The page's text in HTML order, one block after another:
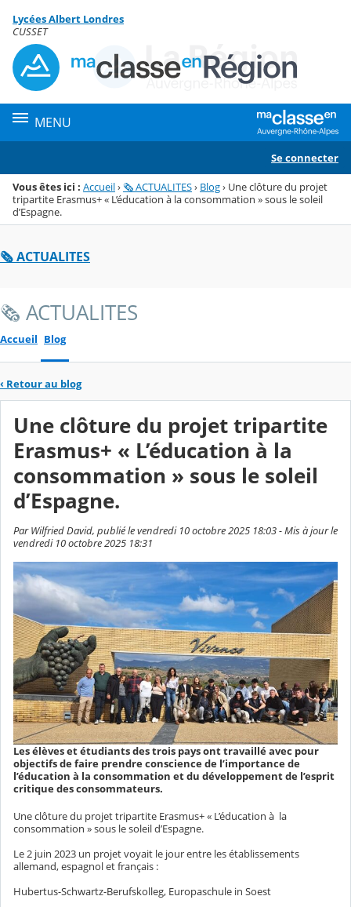
Menu de la rubrique
Contenu
Lycées Albert Londres
CUSSET
MENU
Se connecter
Vous êtes ici : Accueil›🗞️ ACTUALITES› Blog› Une clôture du projet
tripartite Erasmus+ « L’éducation à la consommation » sous le soleil
d’Espagne.
🗞️ ACTUALITES
🗞️ ACTUALITES
Accueil Blog
‹ Retour au blog
Une clôture du projet tripartite
Erasmus+ « L’éducation à la
consommation » sous le soleil
d’Espagne.
Par Wilfried David, publié le vendredi 10 octobre 2025 18:03 - Mis à jour le
vendredi 10 octobre 2025 18:31
Les élèves et étudiants des trois pays ont travaillé avec pour
objectifs de faire prendre conscience de l’importance de
l’éducation à la consommation et du développement de l’esprit
critique des consommateurs.
Une clôture du projet tripartite Erasmus+ « L’éducation à la
consommation » sous le soleil d’Espagne.
Le 2 juin 2023 un projet voyait le jour entre les établissements
allemand, espagnol et français :
Hubertus-Schwartz-Berufskolleg, Europaschule in Soest